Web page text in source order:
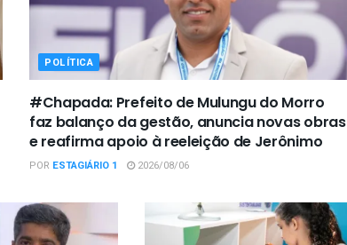
POLÍTICA
#Chapada: Prefeito de Mulungu do Morro
faz balanço da gestão, anuncia novas obras
e reafirma apoio à reeleição de Jerônimo
POR ESTAGIÁRIO 1 2026/08/06